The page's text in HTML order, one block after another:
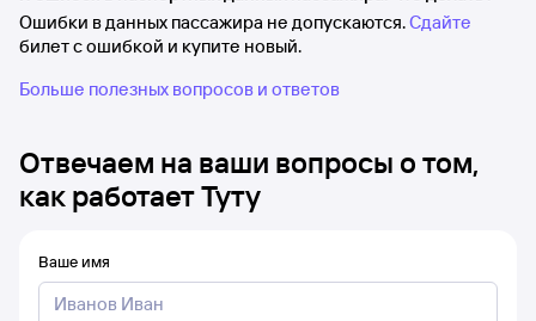
Ошибки в данных пассажира не допускаются.Сдайте
билет с ошибкой и купите новый.
Больше полезных вопросов и ответов
Отвечаем на ваши вопросы о том,
как работает Туту
Ваше имя